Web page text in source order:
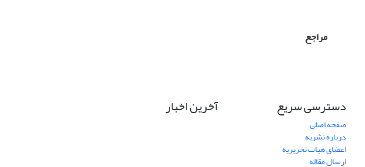
مراجع
دسترسی سریع
صفحه اصلی
درباره نشریه
اعضای هیات تحریریه
ارسال مقاله
آخرین اخبار